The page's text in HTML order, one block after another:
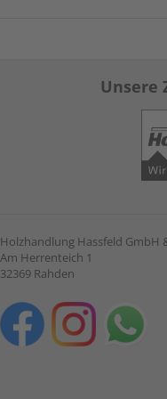
Unsere
Holzhandlung Hassfeld GmbH
Am Herrenteich 1
32369 Rahden